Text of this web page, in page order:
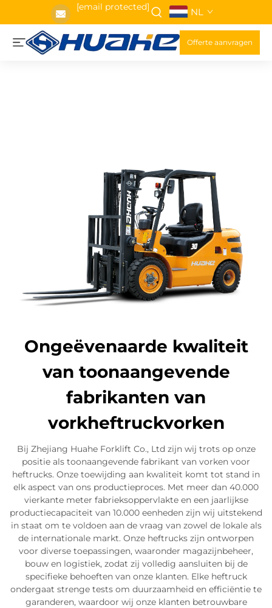
[email protected] NL
Offerte aanvragen
Ongeëvenaarde kwaliteit
van toonaangevende
fabrikanten van
vorkheftruckvorken
Bij Zhejiang Huahe Forklift Co., Ltd zijn wij trots op onze
positie als toonaangevende fabrikant van vorken voor
heftrucks. Onze toewijding aan kwaliteit komt tot stand in
elk aspect van ons productieproces. Met meer dan 40.000
vierkante meter fabrieksoppervlakte en een jaarlijkse
productiecapaciteit van 10.000 eenheden zijn wij uitstekend
in staat om te voldoen aan de vraag van zowel de lokale als
de internationale markt. Onze heftrucks zijn ontworpen
voor diverse toepassingen, waaronder magazijnbeheer,
bouw en logistiek, zodat zij volledig aansluiten bij de
specifieke behoeften van onze klanten. Elke heftruck
ondergaat strenge tests om duurzaamheid en efficiëntie te
garanderen, waardoor wij onze klanten betrouwbare